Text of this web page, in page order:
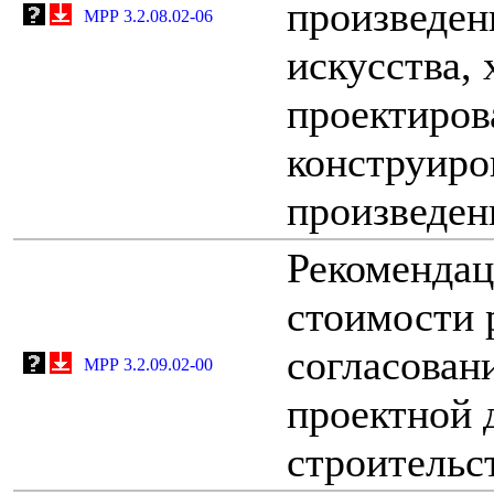
МРР 3.2.08.02-06
искусства,
МРР 3.2.09.02-00
стоимости
проектной